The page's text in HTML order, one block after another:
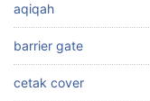
aqiqah
barrier gate
cetak cover